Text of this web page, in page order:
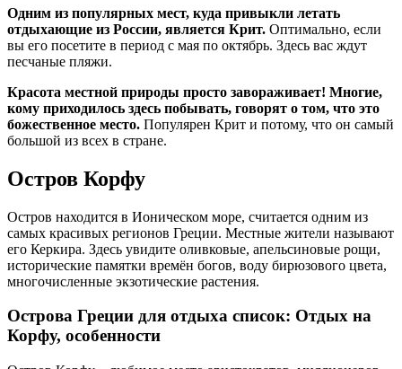
Одним из популярных мест, куда привыкли летать
отдыхающие из России, является Крит. Оптимально, если
вы его посетите в период с мая по октябрь. Здесь вас ждут
песчаные пляжи.
Красота местной природы просто завораживает! Многие,
кому приходилось здесь побывать, говорят о том, что это
божественное место. Популярен Крит и потому, что он самый
большой из всех в стране.
Остров Корфу
Остров находится в Ионическом море, считается одним из
самых красивых регионов Греции. Местные жители называют
его Керкира. Здесь увидите оливковые, апельсиновые рощи,
исторические памятки времён богов, воду бирюзового цвета,
многочисленные экзотические растения.
Острова Греции для отдыха список: Отдых на
Корфу, особенности